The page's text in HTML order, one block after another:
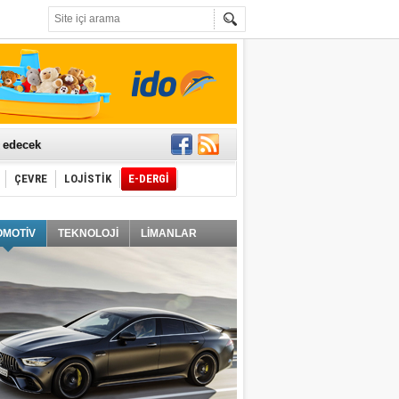
ÇEVRE LOJİSTİK E-DERGİ
TEKNOLOJİ LİMANLAR